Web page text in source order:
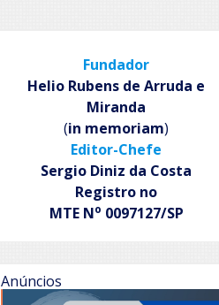
Fundador
Helio Rubens de Arruda e
Miranda
(in memoriam)
Editor-Chefe
Sergio Diniz da Costa
Registro no
MTE No 0097127/SP
Anúncios